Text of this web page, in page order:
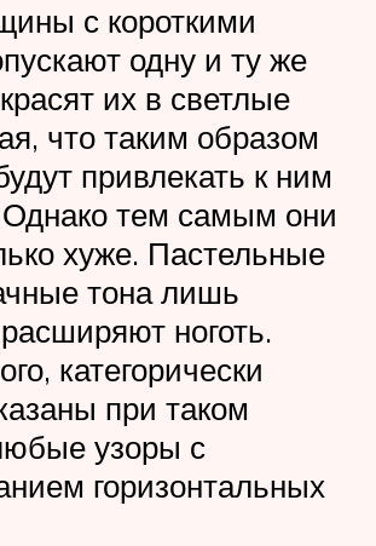
с короткими
одну и ту же
их в светлые
что таким образом
привлекать к ним
тем самым они
хуже. Пастельные
тона лишь
ноготь.
категорически
при таком
узоры с
горизонтальных